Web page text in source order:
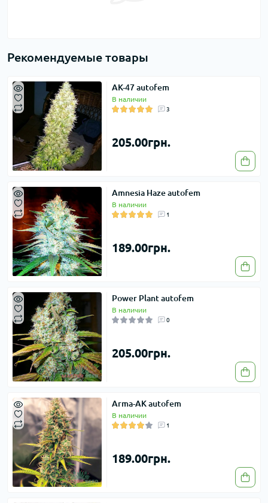
Рекомендуемые товары
AK-47 autofem
В наличии
3
205.00грн.
Amnesia Haze autofem
В наличии
1
189.00грн.
Power Plant autofem
В наличии
0
205.00грн.
Arma-AK autofem
В наличии
1
189.00грн.